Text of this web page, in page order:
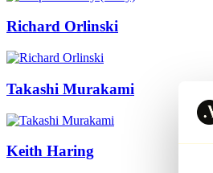
Richard Orlinski
Takashi Murakami
Keith Haring